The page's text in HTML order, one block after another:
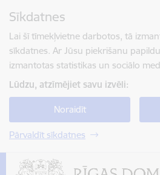
Sīkdatnes
Lai šī tīmekļvietne darbotos, tā
sīkdatnes. Ar Jūsu piekrišanu
izmantotas statistikas un sociālo
Lūdzu, atzīmējiet savu izvēli:
Noraidīt
Pārvaldīt sīkdatnes